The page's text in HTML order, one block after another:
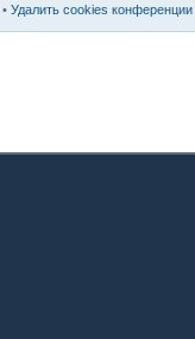
• Удалить cookies конференции